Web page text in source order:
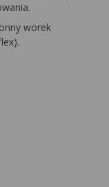
worek